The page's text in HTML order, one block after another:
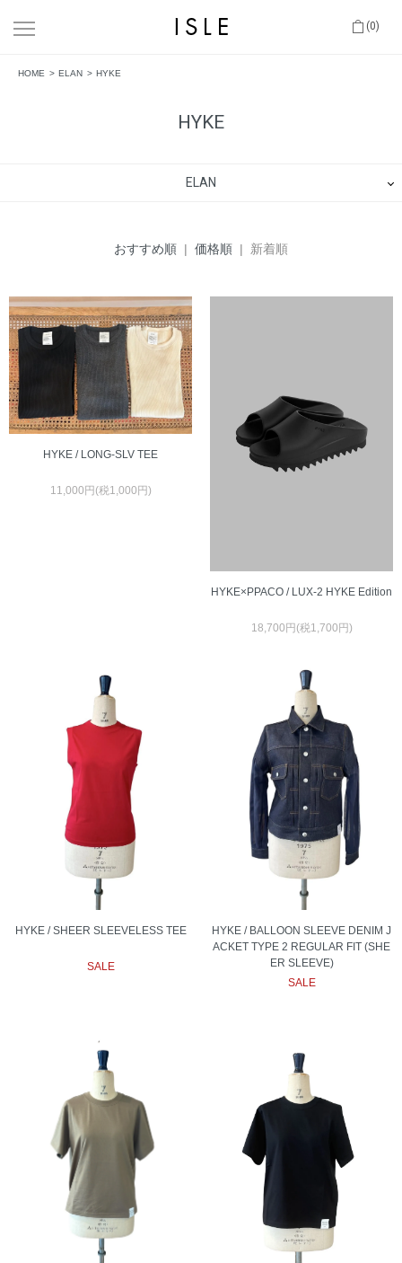
(0)
HOME ELAN HYKE
HYKE
ELAN
おすすめ順 | 価格順 | 新着順
HYKE / LONG-SLV TEE
11,000円(税1,000円)
HYKE×PPACO / LUX-2 HYKE Edition
18,700円(税1,700円)
HYKE / SHEER SLEEVELESS TEE
SALE
HYKE / BALLOON SLEEVE DENIM J
ACKET TYPE 2 REGULAR FIT (SHE
ER SLEEVE)
SALE